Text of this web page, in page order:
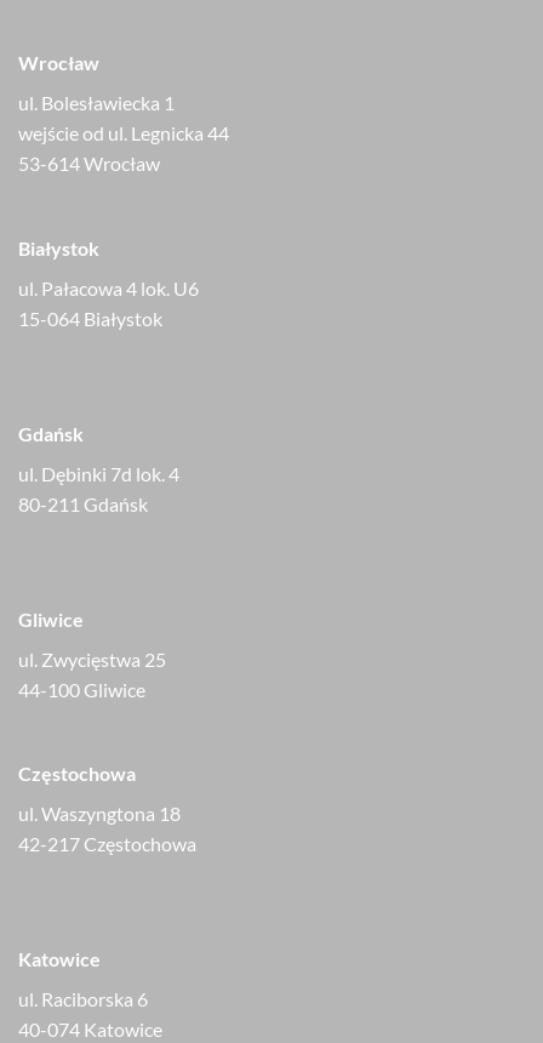
Wrocław
ul. Bolesławiecka 1
wejście od ul. Legnicka 44
53-614 Wrocław
Białystok
ul. Pałacowa 4 lok. U6
15-064 Białystok
Gdańsk
ul. Dębinki 7d lok. 4
80-211 Gdańsk
Gliwice
ul. Zwycięstwa 25
44-100 Gliwice
Częstochowa
ul. Waszyngtona 18
42-217 Częstochowa
Katowice
ul. Raciborska 6
40-074 Katowice